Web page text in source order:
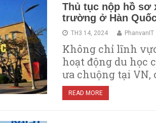
Thủ tục nộp hồ sơ
trường ở Hàn
TH3 14, 2024 PhanvanIT
Không chỉ lĩnh
hoạt động du học
ưa chuộng tại VN,
READ MORE